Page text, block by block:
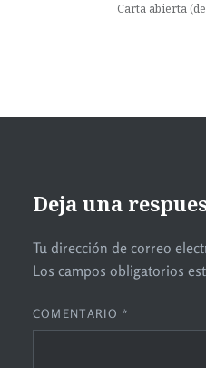
Carta abierta
Deja una
Tu dirección de correo
Los campos obligatorios
COMENTARIO *